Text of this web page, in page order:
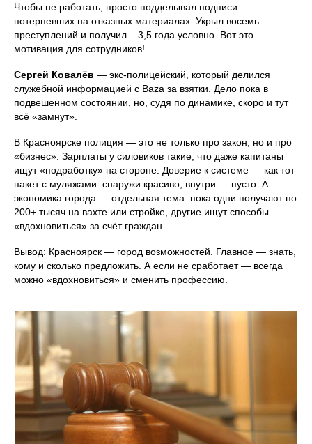
Чтобы не работать, просто подделывал подписи
потерпевших на отказных материалах. Укрыл восемь
преступлений и получил... 3,5 года условно. Вот это
мотивация для сотрудников!
Сергей Ковалёв — экс-полицейский, который делился
служебной информацией с Baza за взятки. Дело пока в
подвешенном состоянии, но, судя по динамике, скоро и тут
всё «замнут».
В Красноярске полиция — это не только про закон, но и про
«бизнес». Зарплаты у силовиков такие, что даже капитаны
ищут «подработку» на стороне. Доверие к системе — как тот
пакет с муляжами: снаружи красиво, внутри — пусто. А
экономика города — отдельная тема: пока одни получают по
200+ тысяч на вахте или стройке, другие ищут способы
«вдохновиться» за счёт граждан.
Вывод: Красноярск — город возможностей. Главное — знать,
кому и сколько предложить. А если не сработает — всегда
можно «вдохновиться» и сменить профессию.